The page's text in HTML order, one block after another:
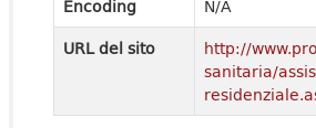
Encoding
N/A
URL del sito
http://
sanitaria/